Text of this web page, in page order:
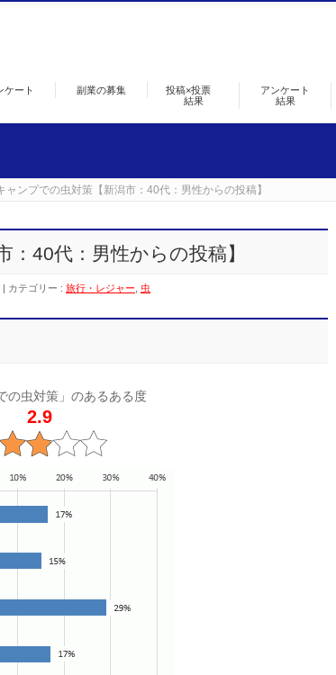
ケート 副業の募集
投稿×投票
結果
アンケート
結果
ャンプでの虫対策【新潟市：40代：男性からの投稿】
40代：男性からの投稿】
カテゴリー : 旅行・レジャー 虫
の虫対策」のあるある度
2.9